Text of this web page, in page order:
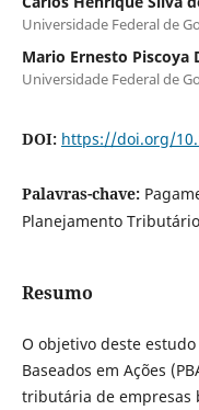
Universidade Federal de
Mario Ernesto Piscoya
Universidade Federal de
DOI: https://doi.org/
Palavras-chave:
Planejamento
Resumo
O objetivo deste
Baseados em Ações
tributária de empresas